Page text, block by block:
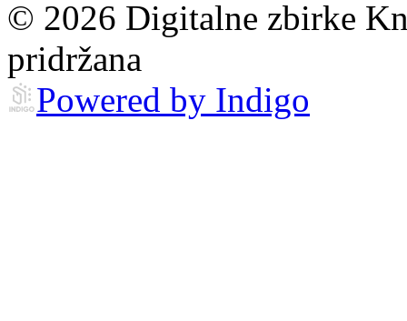
© 2026 Digitalne zbirke
pridržana
Powered by Indigo